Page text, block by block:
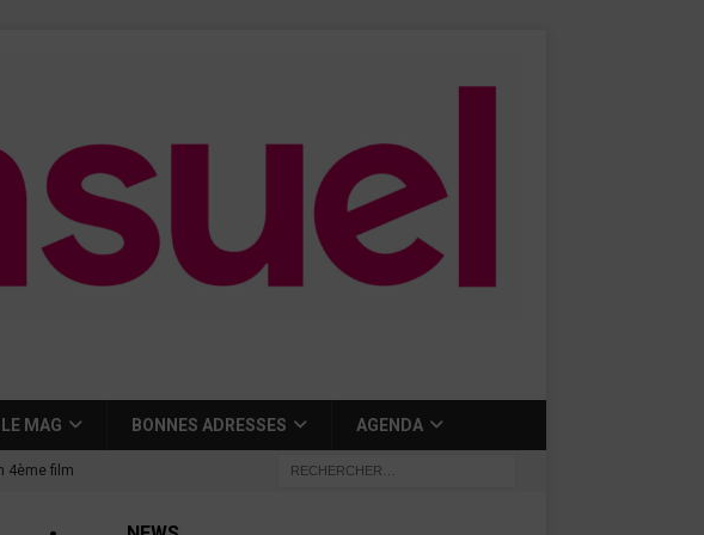
LE MAG BONNES ADRESSES AGENDA
4ème film